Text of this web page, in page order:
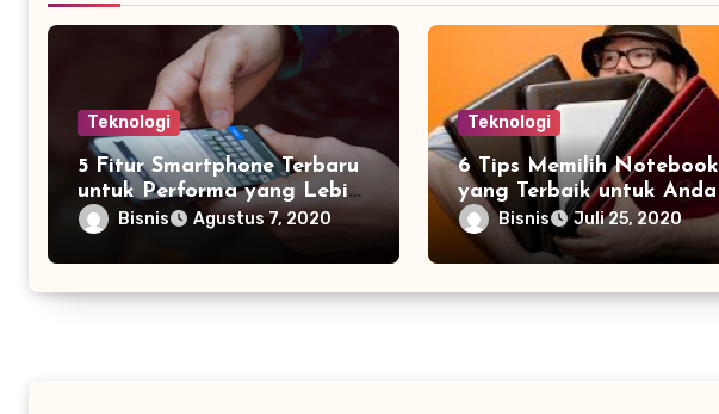
Teknologi
5 Fitur Smartphone Terbaru
untuk Performa yang Lebih
Jitu Bisnis Agustus 7, 2020
Teknologi
6 Tips Memilih Notebook
yang Terbaik untuk Anda
Bisnis Juli 25, 2020